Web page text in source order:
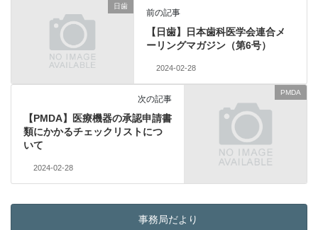
日歯
前の記事
【日歯】日本歯科医学会連合メ
ーリングマガジン（第6号）
2024-02-28
PMDA
次の記事
【PMDA】医療機器の承認申請書
類にかかるチェックリストにつ
いて
2024-02-28
事務局だより